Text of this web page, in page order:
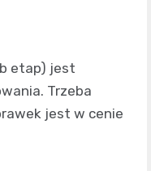
etap) jest
Trzeba
jest w cenie